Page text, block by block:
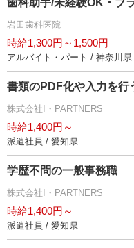
歯科助手/未経験OK・ブ
田歯科医院
時給1,300円～1,500円
アルバイト・パート / 神奈川県
書類のPDF化や入力を行
株式会社I・PARTNERS
時給1,400円～
派遣社員 / 愛知県
学歴不問の一般事務職
株式会社I・PARTNERS
時給1,400円～
派遣社員 / 愛知県